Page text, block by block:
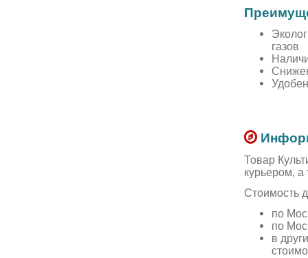
газов
Товар
курьером,
Стоимость
по
по
в